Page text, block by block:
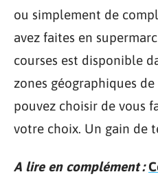
ou simplement de
avez faites en
courses est disponible
zones géographiques de
pouvez choisir de vous
votre choix. Un gain de
A lire en complément :